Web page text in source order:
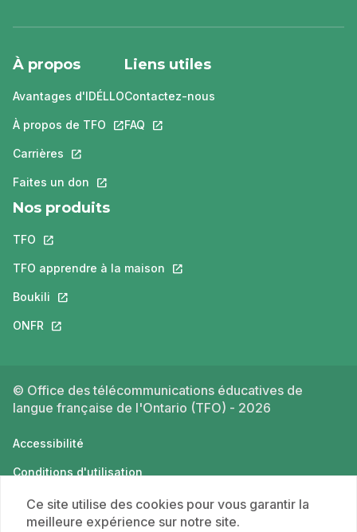
À propos
Avantages d'IDÉLLO
À propos de TFO Ce lien s'ouvrira dans un nouvel onglet.
Carrières Ce lien s'ouvrira dans un nouvel onglet.
Faites un don Ce lien s'ouvrira dans un nouvel onglet.
Liens utiles
Contactez-nous
FAQ Ce lien s'ouvrira dans un nouvel
Nos produits
TFO Ce lien s'ouvrira dans un nouvel onglet.
TFO apprendre à la maison Ce lien s'ouvrira dans un nouvel
Boukili Ce lien s'ouvrira dans un nouvel onglet.
ONFR Ce lien s'ouvrira dans un nouvel onglet.
© Office des télécommunications éducatives de
langue française de l'Ontario (TFO) - 2026
Accessibilité
Conditions d'utilisation
Politique de confidentialité
Ce site utilise des cookies pour vous garantir la
meilleure expérience sur notre site.